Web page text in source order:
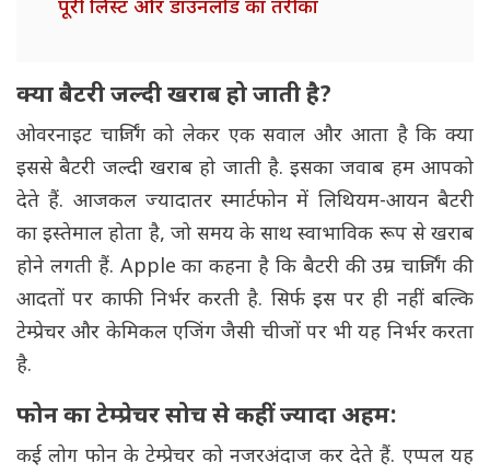
पूरी लिस्ट और डाउनलोड का तरीका
क्या बैटरी जल्दी खराब हो जाती है?
ओवरनाइट चार्जिंग को लेकर एक सवाल और आता है कि क्या
इससे बैटरी जल्दी खराब हो जाती है. इसका जवाब हम आपको
देते हैं. आजकल ज्यादातर स्मार्टफोन में लिथियम-आयन बैटरी
का इस्तेमाल होता है, जो समय के साथ स्वाभाविक रूप से खराब
होने लगती हैं. Apple का कहना है कि बैटरी की उम्र चार्जिंग की
आदतों पर काफी निर्भर करती है. सिर्फ इस पर ही नहीं बल्कि
टेम्प्रेचर और केमिकल एजिंग जैसी चीजों पर भी यह निर्भर करता
है.
फोन का टेम्प्रेचर सोच से कहीं ज्यादा अहम:
कई लोग फोन के टेम्प्रेचर को नजरअंदाज कर देते हैं. एप्पल यह